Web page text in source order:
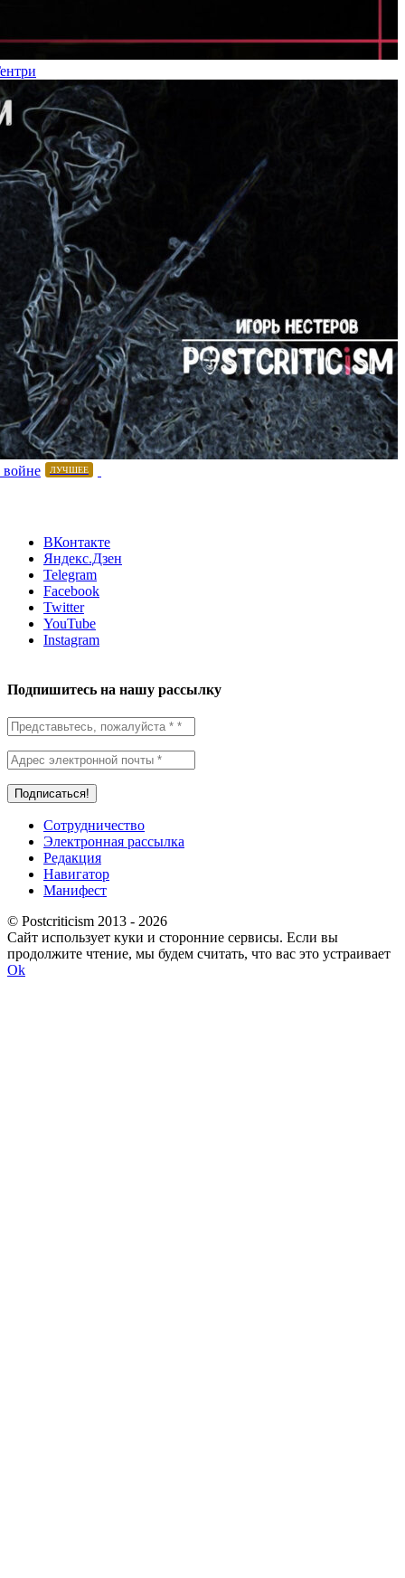
ЛУЧШЕЕ
ВКонтакте
Яндекс.Дзен
Telegram
Facebook
Twitter
YouTube
Instagram
Подпишитесь на нашу рассылку
Сотрудничество
Электронная рассылка
Редакция
Навигатор
Манифест
© Postcriticism 2013 - 2026
Сайт использует куки и сторонние сервисы. Если вы
продолжите чтение, мы будем считать, что вас это устраивает
Ok